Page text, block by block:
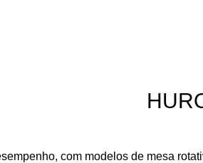
com modelos de mesa